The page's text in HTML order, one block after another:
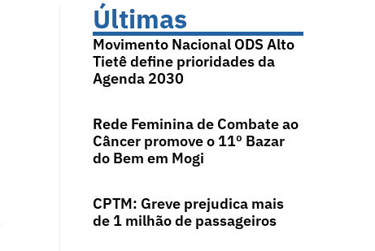
Últimas
Movimento Nacional ODS Alto
Tietê define prioridades da
Agenda 2030
Rede Feminina de Combate ao
Câncer promove o 11º Bazar
do Bem em Mogi
CPTM: Greve prejudica mais
de 1 milhão de passageiros